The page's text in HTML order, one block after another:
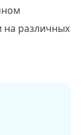
различных